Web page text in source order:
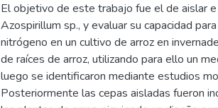
El objetivo de este trabajo fue el de aislar
Azospirillum sp., y evaluar su capacidad
nitrógeno en un cultivo de arroz en
de raíces de arroz, utilizando para ello un
luego se identificaron mediante estudios
Posteriormente las cepas aisladas fueron